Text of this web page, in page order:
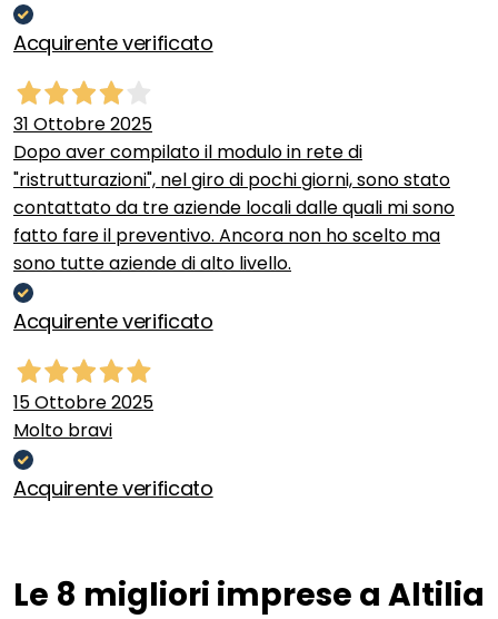
Acquirente verificato
31 Ottobre 2025
Dopo aver compilato il modulo in rete di
"ristrutturazioni", nel giro di pochi giorni, sono stato
contattato da tre aziende locali dalle quali mi sono
fatto fare il preventivo. Ancora non ho scelto ma
sono tutte aziende di alto livello.
Acquirente verificato
15 Ottobre 2025
Molto bravi
Acquirente verificato
Le 8 migliori imprese a Altilia